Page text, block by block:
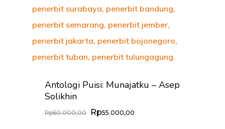
Antologi Puisi: Munajatku – Asep
Solikhin
Rp60.000,00
Harga
Rp55.000,00